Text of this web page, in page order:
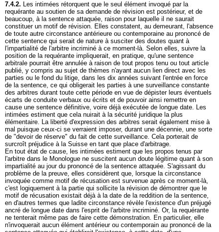
7.4.2. Les intimées rétorquent que le seul élément invoqué par la
requérante au soutien de sa demande de révision est postérieur, et de
beaucoup, à la sentence attaquée, raison pour laquelle il ne saurait
constituer un motif de révision. Elles constatent, au demeurant, l'absence
de toute autre circonstance antérieure ou contemporaine au prononcé de
cette sentence qui serait de nature à susciter des doutes quant à
l'impartialité de l'arbitre incriminé à ce moment-là. Selon elles, suivre la
position de la requérante impliquerait, en pratique, qu'une sentence
arbitrale pourrait être annulée à raison de tout propos tenu ou tout article
publié, y compris au sujet de thèmes n'ayant aucun lien direct avec les
parties ou le fond du litige, dans les dix années suivant l'entrée en force
de la sentence, ce qui obligerait les parties à une surveillance constante
des arbitres durant toute cette période en vue de dépister leurs éventuels
écarts de conduite verbaux ou écrits et de pouvoir ainsi remettre en
cause une sentence définitive, voire déjà exécutée de longue date. Les
intimées estiment que cela nuirait à la sécurité juridique la plus
élémentaire. La liberté d'expression des arbitres serait également mise à
mal puisque ceux-ci se verraient imposer, durant une décennie, une sorte
de "devoir de réserve" du fait de cette surveillance. Cela porterait de
surcroît préjudice à la Suisse en tant que place d'arbitrage.
En tout état de cause, les intimées estiment que les propos tenus par
l'arbitre dans le Monologue ne suscitent aucun doute légitime quant à son
impartialité au jour du prononcé de la sentence attaquée. S'agissant du
problème de la preuve, elles considèrent que, lorsque la circonstance
invoquée comme motif de récusation est survenue après ce moment-là,
c'est logiquement à la partie qui sollicite la révision de démontrer que le
motif de récusation existait déjà à la date de la reddition de la sentence,
en d'autres termes que ladite circonstance révèle l'existence d'un préjugé
ancré de longue date dans l'esprit de l'arbitre incriminé. Or, la requérante
ne tenterait même pas de faire cette démonstration. En particulier, elle
n'invoquerait aucun élément antérieur ou contemporain au prononcé de la